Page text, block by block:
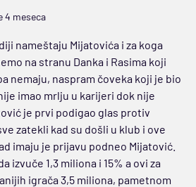
4 meseca
nameštaju Mijatovića i za koga
na stranu Danka i Rasima koji
nemaju, naspram čoveka koji je bio
imao mrlju u karijeri dok nije
je prvi podigao glas protiv
zatekli kad su došli u klub i ove
imaju je prijavu podneo Mijatović.
izvuče 1,3 miliona i 15% a ovi za
igrača 3,5 miliona, pametnom